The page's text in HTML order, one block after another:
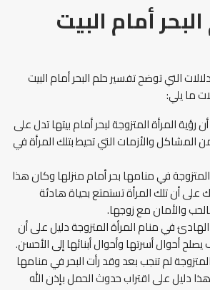
أمام البيت
التي توضح تفسير حلم البحر أمام البيت
ما يلي:
رؤية المرأة المتزوجة لبحر أمام بيتها تدل على
المشاكل والأزمات التي تحيط بتلك المرأة في
المتزوجة في منامها بحر أمام منزلها وكان هذا
على أن تلك المرأة تستمتع بحياة هادئة
والأمان مع زوجها.
الهادئ في منام المرأة المتزوجة دليل على أن
أحوال أسرتها وأحوال أبنائها إلى الأحسن.
لم تنجب بعد وقد رأت البحر في منامها
دليل على اقتراب حدوث الحمل بإذن الله